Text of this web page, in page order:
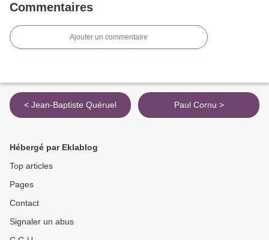
Commentaires
Ajouter un commentaire
< Jean-Baptiste Quéruel Paul Cornu >
Hébergé par Eklablog
Top articles
Pages
Contact
Signaler un abus